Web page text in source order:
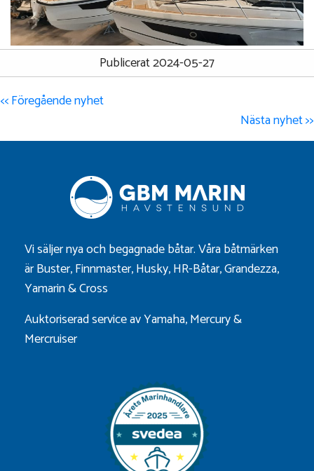
Publicerat 2024-05-27
<< Föregående nyhet
Nästa nyhet >>
Vi säljer nya och begagnade båtar. Våra båtmärken
ärBuster,Finnmaster,Husky,HR-Båtar,Grandezza,
Yamarin&Cross
Auktoriserad service av Yamaha, Mercury &
Mercruiser